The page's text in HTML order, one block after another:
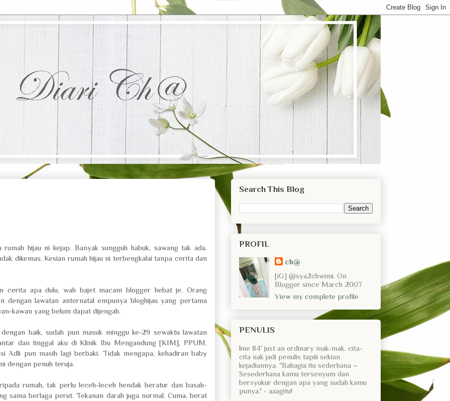
rumah hijau ni kejap. Banyak sungguh habuk, sawang tak ada.
dikemas. Kesian rumah hijau ni terbengkalai tanpa cerita dan
cerita apa dulu, wah bajet macam blogger hebat je. Orang
dengan lawatan anternatal empunya bloghijau yang pertama
kawan yang belum dapat dijengah.
baik, sudah pun masuk minggu ke-29 sewaktu lawatan
dan tinggal aku di Klinik Ibu Mengandung [KIM], PPUM.
Adli pun masih lagi berbaki. Tidak mengapa, kehadiran baby
dengan penuh teruja.
rumah, tak perlu leceh-leceh hendak beratur dan basah-
sama berlaga perut. Tekanan darah juga normal. Cuma, berat
Search This Blog
PROFIL
ch@
[iG] @sya2chwimi. On
Blogger since March 2007
View my complete profile
PENULIS
line 84' just an ordinary mak-mak. cita-
cita nak jadi penulis tapiii sekian
kejadiannya. "Bahagia itu sederhana ~
Sesederhana kamu tersenyum dan
bersyukur dengan apa yang sudah kamu
punya." - aaagitu!